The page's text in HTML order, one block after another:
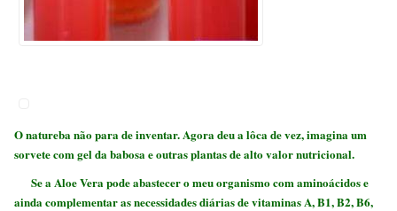
O natureba não para de inventar. Agora deu a lôca de vez, imagina um
sorvete com gel da babosa e outras plantas de alto valor nutricional.
Se a Aloe Vera pode abastecer o meu organismo com aminoácidos e
ainda complementar as necessidades diárias de vitaminas A, B1, B2, B6,